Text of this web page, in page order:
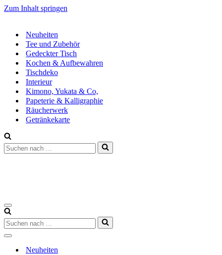
Zum Inhalt springen
Neuheiten
Tee und Zubehör
Gedeckter Tisch
Kochen & Aufbewahren
Tischdeko
Interieur
Kimono, Yukata & Co,
Papeterie & Kalligraphie
Räucherwerk
Getränkekarte
Suchen
nach …
Navigationsmenü
Suchen
nach …
Navigationsmenü
Neuheiten